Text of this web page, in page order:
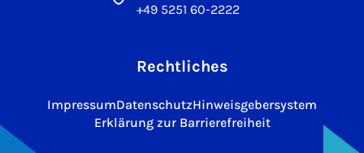
+49 5251 60-2222
Rechtliches
ImpressumDatenschutzHinweisgebersystem
Erklärung zur Barrierefreiheit